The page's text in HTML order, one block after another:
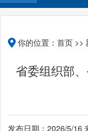
你的位置： 首页 >>
省委组织部
发布日期：2026/5/16